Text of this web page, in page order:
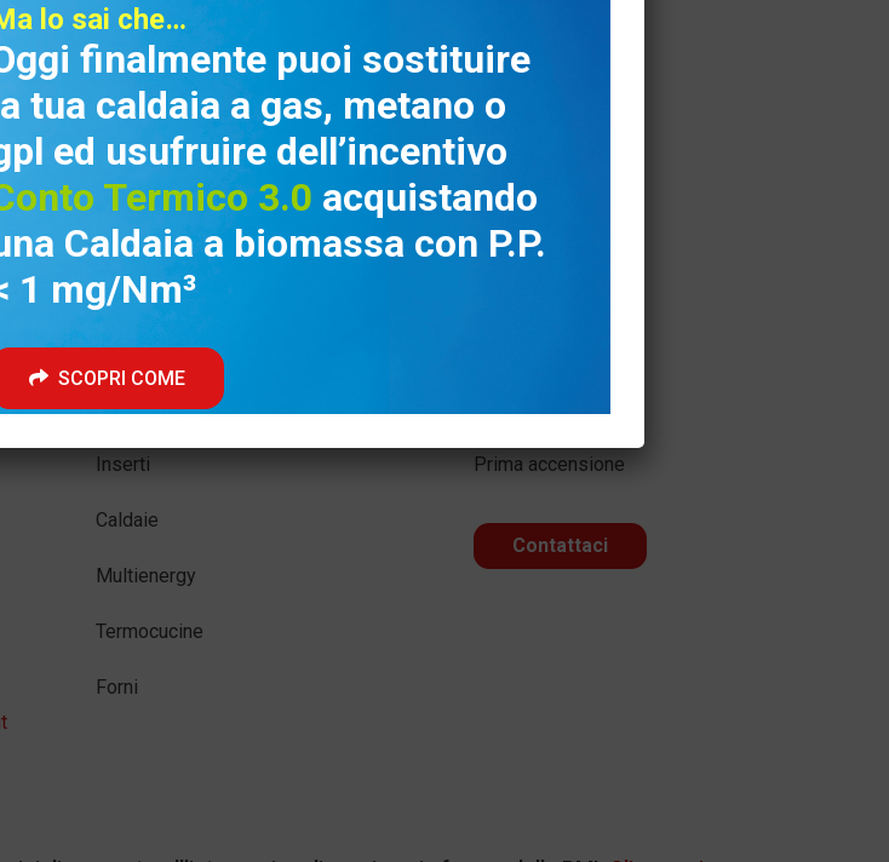
Prodotti
Termocamini
Termostufe
Stufe
Inserti
Caldaie
Multienergy
Termocucine
Forni
Supporto
Assistenza Tecnica
Prima accensione
Contattaci
lo sai che…
finalmente puoi sostituire
tua caldaia a gas, metano o
ed usufruire dell’incentivo
Termico 3.0 acquistando
Caldaia a biomassa con P.P.
1 mg/Nm³
SCOPRI COME